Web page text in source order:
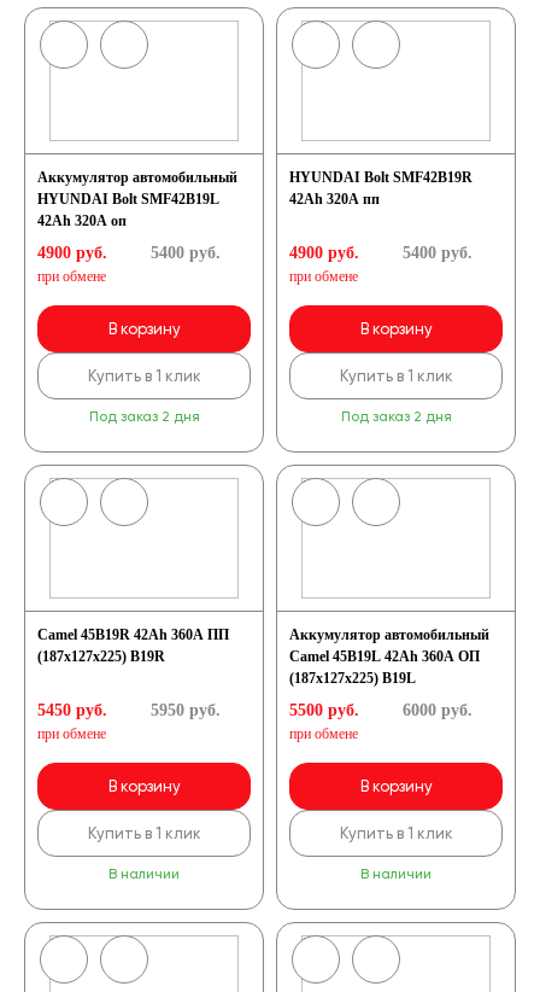
Аккумулятор автомобильный
HYUNDAI Bolt SMF42B19L
42Ah 320A оп
4900 руб.
при обмене
5400руб.
В корзину
Купить в 1 клик
Под заказ 2 дня
HYUNDAI Bolt SMF42B19R
42Ah 320A пп
4900 руб.
при обмене
5400руб.
В корзину
Купить в 1 клик
Под заказ 2 дня
Camel 45B19R 42Ah 360A ПП
(187х127х225) B19R
5450 руб.
при обмене
5950руб.
В корзину
Купить в 1 клик
В наличии
Аккумулятор автомобильный
Camel 45B19L 42Ah 360A ОП
(187х127х225) B19L
5500 руб.
при обмене
6000руб.
В корзину
Купить в 1 клик
В наличии